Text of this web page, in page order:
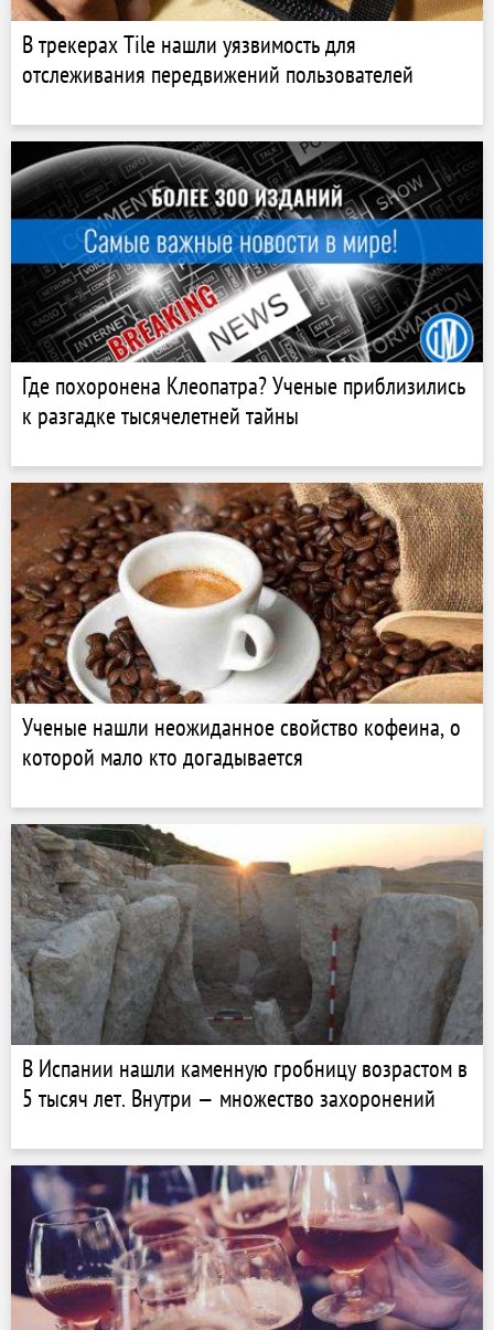
В трекерах Tile нашли уязвимость для
отслеживания передвижений пользователей
Где похоронена Клеопатра? Ученые приблизились
к разгадке тысячелетней тайны
Ученые нашли неожиданное свойство кофеина, о
которой мало кто догадывается
В Испании нашли каменную гробницу возрастом в
5 тысяч лет. Внутри — множество захоронений